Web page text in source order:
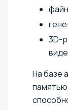
3D-
На базе
памятью